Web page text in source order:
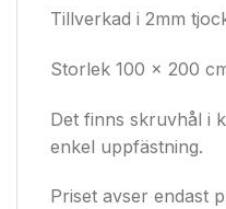
Tillverkad i 2mm
Storlek 100 x 200
Det finns skruvhål i
enkel uppfästning.
Priset avser endast